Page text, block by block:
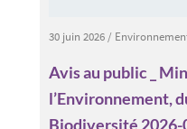
30 juin 2026/
Avis au public _
l’Environnement,
Biodiversité 2026-